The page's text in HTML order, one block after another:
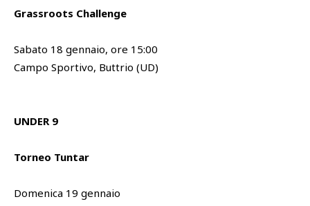
Grassroots Challenge
Sabato 18 gennaio, ore 15:00
Campo Sportivo, Buttrio (UD)
UNDER 9
Torneo Tuntar
Domenica 19 gennaio